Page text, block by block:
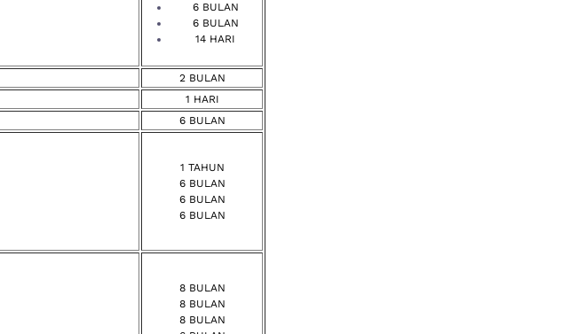
6 BULAN
6 BULAN
14 HARI
2 BULAN
1 HARI
6 BULAN
1 TAHUN
6 BULAN
6 BULAN
6 BULAN
8 BULAN
8 BULAN
8 BULAN